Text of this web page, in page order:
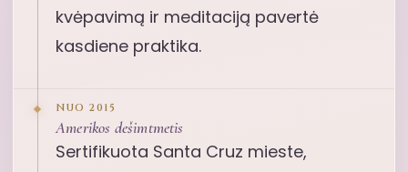
kvėpavimą ir meditaciją pavertė
kasdiene praktika.
NUO 2015
Amerikos dešimtmetis
Sertifikuota Santa Cruz mieste,